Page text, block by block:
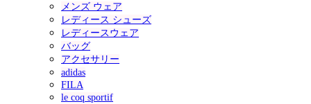
メンズ ウェア
レディース シューズ
レディースウェア
バッグ
アクセサリー
adidas
FILA
le coq sportif